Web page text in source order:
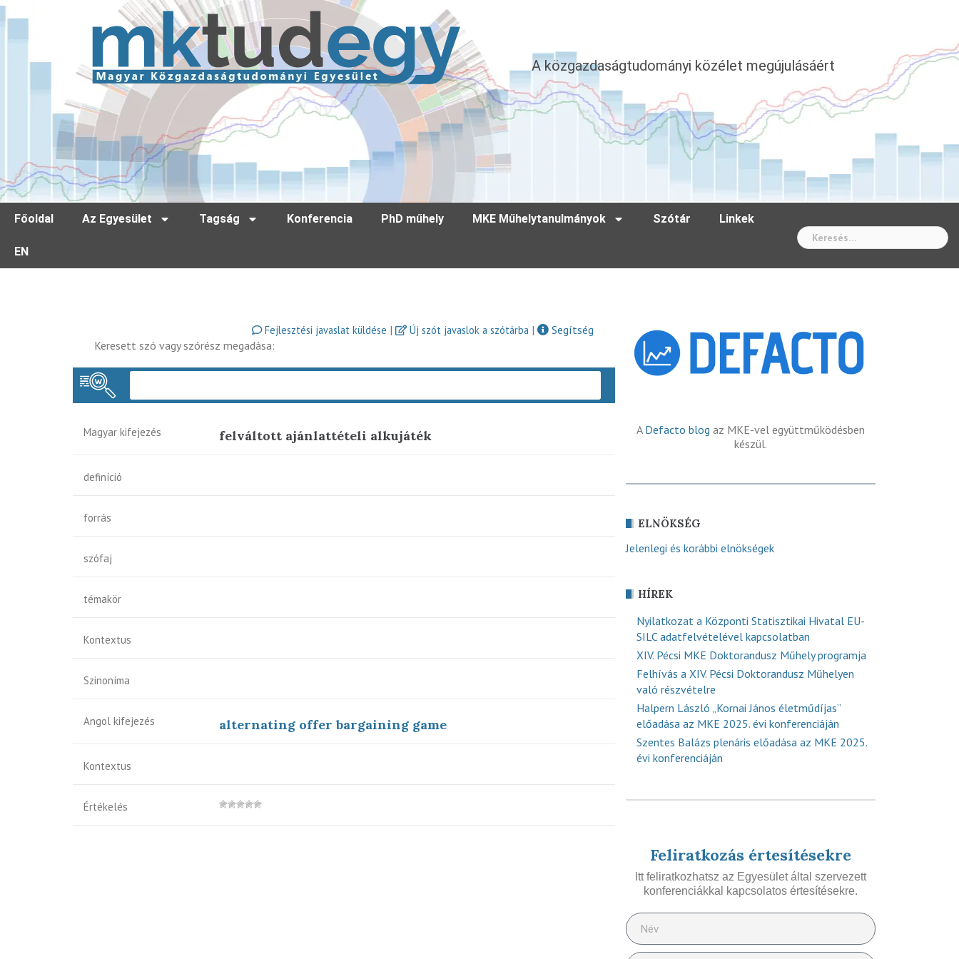
A közgazdaságtudományi közélet megújulásáért
Főoldal Az Egyesület Tagság Konferencia PhD műhely MKE Műhelytanulmányok Szótár Linkek
EN
Fejlesztési javaslat küldése | Új szót javaslok a szótárba |
Segítség
Keresett szó vagy szórész megadása:
Magyar kifejezés felváltott ajánlattételi alkujáték
definíció
forrás
szófaj
témakör
Kontextus
Szinoníma
Angol kifejezés alternating offer bargaining game
Kontextus
Értékelés
A Defacto blog az MKE-vel együttműködésben
készül.
ELNÖKSÉG
Jelenlegi és korábbi elnökségek
HÍREK
Nyilatkozat a Központi Statisztikai Hivatal EU-
SILC adatfelvételével kapcsolatban
XIV. Pécsi MKE Doktorandusz Műhely programja
Felhívás a XIV. Pécsi Doktorandusz Műhelyen
való részvételre
Halpern László „Kornai János életműdíjas”
előadása az MKE 2025. évi konferenciáján
Szentes Balázs plenáris előadása az MKE 2025.
évi konferenciáján
Feliratkozás értesítésekre
Itt feliratkozhatsz az Egyesület által szervezett
konferenciákkal kapcsolatos értesítésekre.